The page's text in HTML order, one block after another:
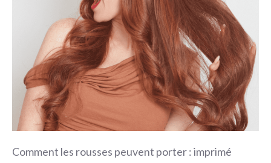
Comment les rousses peuvent porter : imprimé